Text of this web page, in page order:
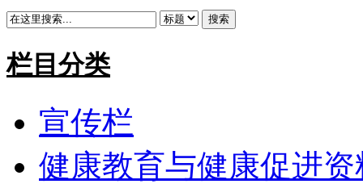
搜索
栏目分类
宣传栏
健康教育与健康促进资